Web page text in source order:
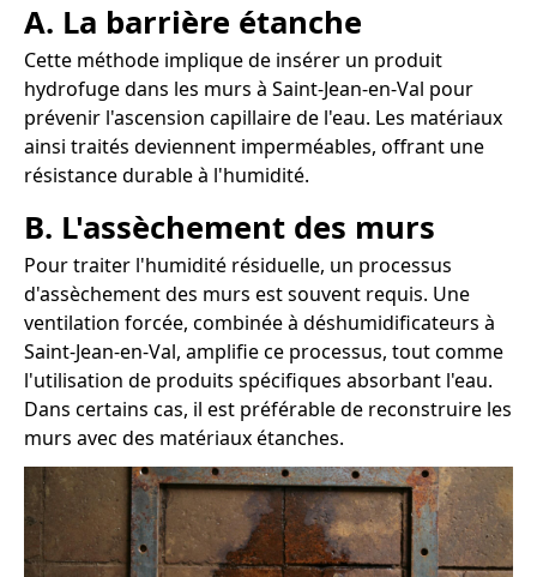
A. La barrière étanche
Cette méthode implique de insérer un produit
hydrofuge dans les murs à Saint-Jean-en-Val pour
prévenir l'ascension capillaire de l'eau. Les matériaux
ainsi traités deviennent imperméables, offrant une
résistance durable à l'humidité.
B. L'assèchement des murs
Pour traiter l'humidité résiduelle, un processus
d'assèchement des murs est souvent requis. Une
ventilation forcée, combinée à déshumidificateurs à
Saint-Jean-en-Val, amplifie ce processus, tout comme
l'utilisation de produits spécifiques absorbant l'eau.
Dans certains cas, il est préférable de reconstruire les
murs avec des matériaux étanches.